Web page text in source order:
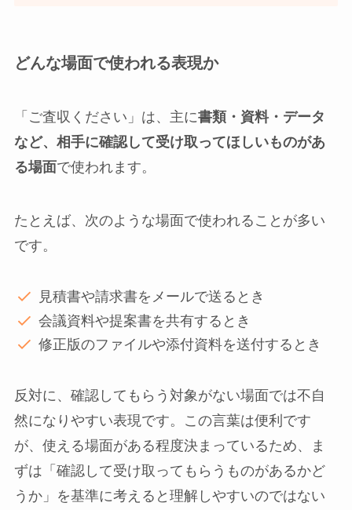
どんな場面で使われる表現か
「ご査収ください」は、主に書類・資料・データ
など、相手に確認して受け取ってほしいものがあ
る場面で使われます。
たとえば、次のような場面で使われることが多い
です。
見積書や請求書をメールで送るとき
会議資料や提案書を共有するとき
修正版のファイルや添付資料を送付するとき
反対に、確認してもらう対象がない場面では不自
然になりやすい表現です。この言葉は便利です
が、使える場面がある程度決まっているため、ま
ずは「確認して受け取ってもらうものがあるかど
うか」を基準に考えると理解しやすいのではない